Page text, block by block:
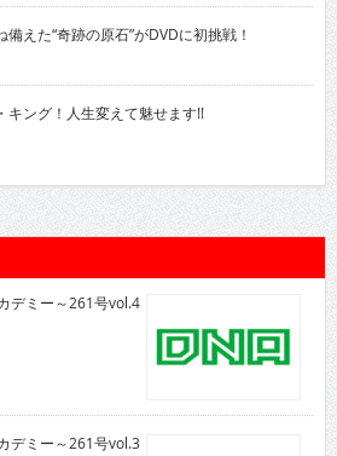
えた“奇跡の原石”がDVDに初挑戦！
ング！人生変えて魅せます!!
デミー～261号vol.4
デミー～261号vol.3